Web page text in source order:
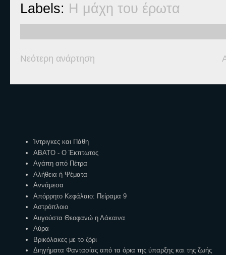
Labels: Η μάχη του έρωτα
Νεότερη ανάρτηση
Ίντριγκες και Πάθη
ΑΒΑΤΟ - Ο Έκπτωτος
Αγάπη από Πέτρα
Αλήθεια ή Ψέματα
Αννάμεσα
Απόρρητο Κεφάλαιο: Πείραμα 9
Αστρόπλοιο
Αυγούστα Θεοφανώ η Λάκαινα
Αύρα
Βρικόλακες με το ζόρι
Διηγήματα Φαντασίας από τα όρια της ύπαρξης και της ζωής